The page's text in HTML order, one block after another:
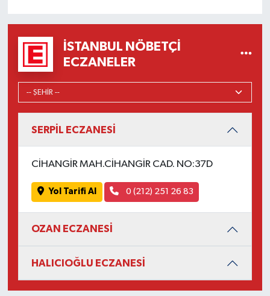
İSTANBUL NÖBETÇI
ECZANELER
SERPİL ECZANESİ
CİHANGİR MAH.CİHANGİR CAD. NO:37D
Yol Tarifi Al 0 (212) 251 26 83
OZAN ECZANESİ
HALICIOĞLU ECZANESİ